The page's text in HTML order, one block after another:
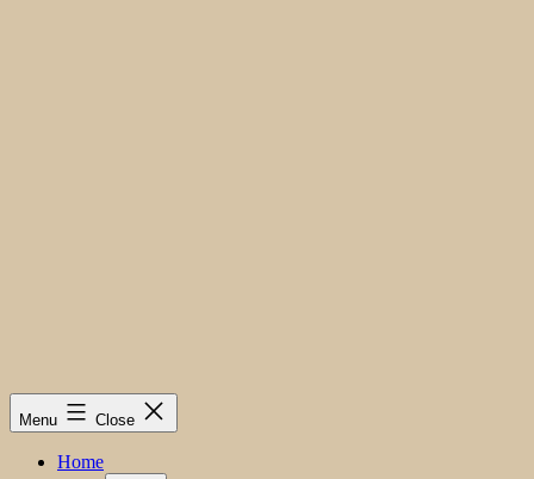
Menu Close
Home